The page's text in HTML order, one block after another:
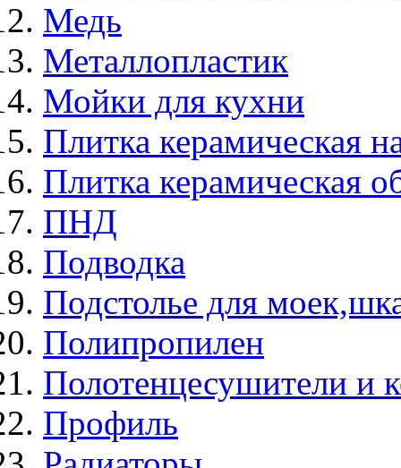
Медь
Металлопластик
Мойки для кухни
Плитка керамическая
Плитка керамическая
ПНД
Подводка
Подстолье для
Полипропилен
Полотенцесушители и
Профиль